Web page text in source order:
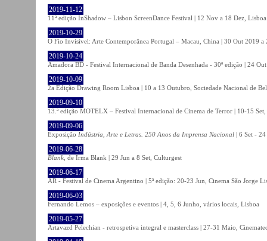
2019-11-12
11ª edição InShadow – Lisbon ScreenDance Festival | 12 Nov a 18 Dez, Lisboa
2019-10-29
O Fio Invisível: Arte Contemporânea Portugal – Macau, China | 30 Out 2019
2019-10-24
Amadora BD - Festival Internacional de Banda Desenhada - 30ª edição | 24
2019-10-09
2a Edição Drawing Room Lisboa | 10 a 13 Outubro, Sociedade Nacional de
2019-09-10
13.ª edição MOTELX – Festival Internacional de Cinema de Terror | 10-15
2019-09-06
Exposição Indústria, Arte e Letras. 250 Anos da Imprensa Nacional | 6 Set -
2019-06-28
Blank , de Irma Blank | 29 Jun a 8 Set, Culturgest
2019-06-17
AR - Festival de Cinema Argentino | 5ª edição: 20-23 Jun, Cinema São Jorge
2019-06-03
Fernando Lemos – exposições e eventos | 4, 5, 6 Junho, vários locais, Lisboa
2019-05-27
Artavazd Pelechian - retrospetiva integral e masterclass | 27-31 Maio,